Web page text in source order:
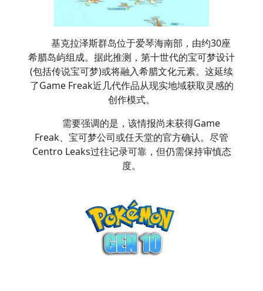
基克拉泽斯群岛位于爱琴海南部，由约30座
希腊岛屿组成。据此推测，第十世代的宝可梦设计
(包括传说宝可梦)或将融入希腊文化元素。这延续
了Game Freak近几代作品从现实地域获取灵感的
创作模式。
需要强调的是，该情报尚未获得Game
Freak、宝可梦公司或任天堂的官方确认。尽管
Centro Leaks过往记录可靠，但仍需保持审慎态
度。